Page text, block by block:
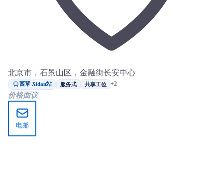
北京市，石景山区，金融街长安中心
西單 Xidan站 服务式 共享工位 +2
价格面议
电邮